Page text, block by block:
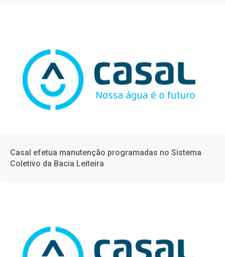
Casal efetua manutenção programadas no Sistema
Coletivo da Bacia Leiteira